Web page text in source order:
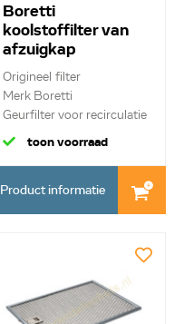
Boretti
koolstoffilter van
afzuigkap
AFFCACONFF22
Origineel filter
Merk Boretti
Geurfilter voor recirculatie
toon voorraad
Product informatie